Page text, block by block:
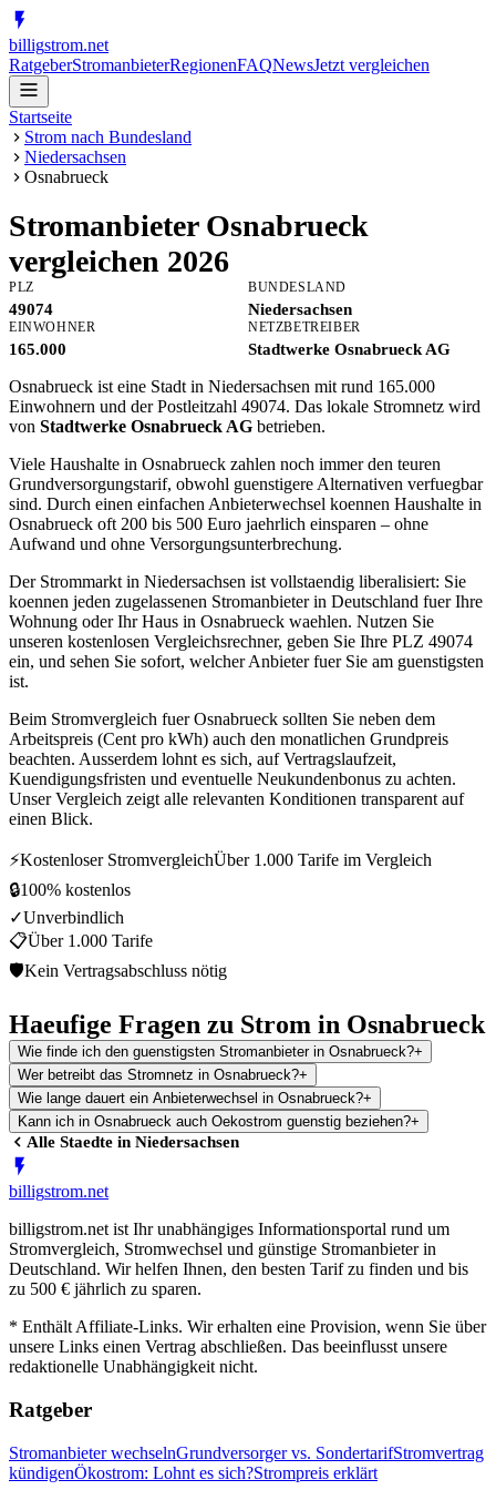
billigstrom.net
RatgeberStromanbieterRegionenFAQNewsJetzt vergleichen
Startseite
Strom nach Bundesland
Niedersachsen
Osnabrueck
Stromanbieter Osnabrueck
vergleichen 2026
PLZ
49074
BUNDESLAND
Niedersachsen
EINWOHNER
165.000
NETZBETREIBER
Stadtwerke Osnabrueck AG
Osnabrueck ist eine Stadt in Niedersachsen mit rund 165.000
Einwohnern und der Postleitzahl 49074. Das lokale Stromnetz wird
von Stadtwerke Osnabrueck AG betrieben.
Viele Haushalte in Osnabrueck zahlen noch immer den teuren
Grundversorgungstarif, obwohl guenstigere Alternativen verfuegbar
sind. Durch einen einfachen Anbieterwechsel koennen Haushalte in
Osnabrueck oft 200 bis 500 Euro jaehrlich einsparen – ohne
Aufwand und ohne Versorgungsunterbrechung.
Der Strommarkt in Niedersachsen ist vollstaendig liberalisiert: Sie
koennen jeden zugelassenen Stromanbieter in Deutschland fuer Ihre
Wohnung oder Ihr Haus in Osnabrueck waehlen. Nutzen Sie
unseren kostenlosen Vergleichsrechner, geben Sie Ihre PLZ 49074
ein, und sehen Sie sofort, welcher Anbieter fuer Sie am guenstigsten
ist.
Beim Stromvergleich fuer Osnabrueck sollten Sie neben dem
Arbeitspreis (Cent pro kWh) auch den monatlichen Grundpreis
beachten. Ausserdem lohnt es sich, auf Vertragslaufzeit,
Kuendigungsfristen und eventuelle Neukundenbonus zu achten.
Unser Vergleich zeigt alle relevanten Konditionen transparent auf
einen Blick.
⚡Kostenloser StromvergleichÜber 1.000 Tarife im Vergleich
🔒100% kostenlos
✓Unverbindlich
📋Über 1.000 Tarife
🛡Kein Vertragsabschluss nötig
Haeufige Fragen zu Strom in Osnabrueck
Wie finde ich den guenstigsten Stromanbieter in Osnabrueck?+
Wer betreibt das Stromnetz in Osnabrueck?+
Wie lange dauert ein Anbieterwechsel in Osnabrueck?+
Kann ich in Osnabrueck auch Oekostrom guenstig beziehen?+
Alle Staedte in Niedersachsen
billigstrom.net
billigstrom.net ist Ihr unabhängiges Informationsportal rund um
Stromvergleich, Stromwechsel und günstige Stromanbieter in
Deutschland. Wir helfen Ihnen, den besten Tarif zu finden und bis
zu 500 € jährlich zu sparen.
* Enthält Affiliate-Links. Wir erhalten eine Provision, wenn Sie über
unsere Links einen Vertrag abschließen. Das beeinflusst unsere
redaktionelle Unabhängigkeit nicht.
Ratgeber
Stromanbieter wechselnGrundversorger vs. SondertarifStromvertrag
kündigenÖkostrom: Lohnt es sich?Strompreis erklärt